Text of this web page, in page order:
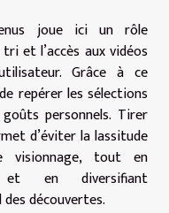
joue ici un rôle
et l’accès aux vidéos
Grâce à ce
repérer les sélections
personnels. Tirer
d’éviter la lassitude
visionnage, tout en
en diversifiant
découvertes.